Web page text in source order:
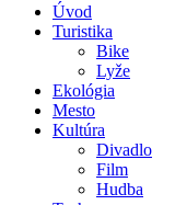
Úvod
Turistika
Bike
Lyže
Ekológia
Mesto
Kultúra
Divadlo
Film
Hudba